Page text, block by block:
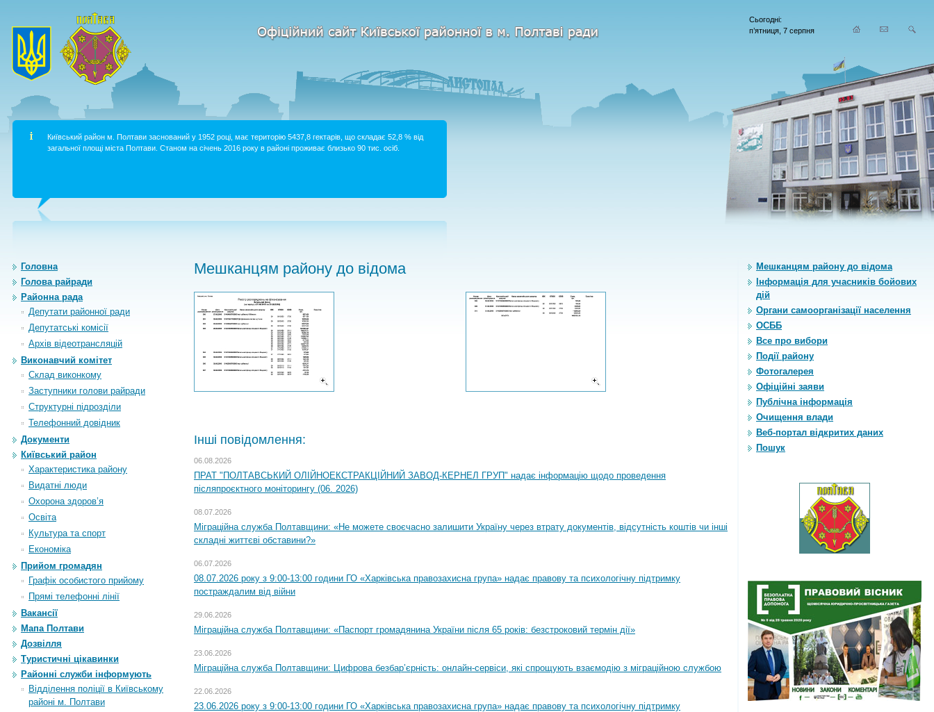
Київський район м. Полтави заснований у 1952 році, має територію 5437,8 гектарів, що складає 52,8 % від
загальної площі міста Полтави. Станом на січень 2016 року в районі проживає близько 90 тис. осіб.
Сьогодні:
п’ятниця, 7 серпня
Головна
Голова райради
Районна рада
Депутати районної ради
Депутатські комісії
Архiв вiдеотрансляцiй
Виконавчий комітет
Склад виконкому
Заступники голови райради
Структурні підрозділи
Телефонний довідник
Документи
Київський район
Характеристика району
Видатні люди
Охорона здоров’я
Освіта
Культура та спорт
Економіка
Прийом громадян
Графік особистого прийому
Прямі телефонні лінії
Вакансії
Мапа Полтави
Дозвілля
Туристичні цікавинки
Районні служби інформують
Відділення поліції в Київському
районі м. Полтави
Мешканцям району до відома
Інші повідомлення:
06.08.2026
ПРАТ "ПОЛТАВСЬКИЙ ОЛІЙНОЕКСТРАКЦІЙНИЙ ЗАВОД-КЕРНЕЛ ГРУП" надає інформацію щодо проведення
післяпроєктного моніторингу (06. 2026)
08.07.2026
Міграційна служба Полтавщини: «Не можете своєчасно залишити Україну через втрату документів, відсутність коштів чи інші
складні життєві обставини?»
06.07.2026
08.07.2026 року з 9:00-13:00 години ГО «Харківська правозахисна група» надає правову та психологічну підтримку
постраждалим від війни
29.06.2026
Міграційна служба Полтавщини: «Паспорт громадянина України після 65 років: безстроковий термін дії»
23.06.2026
Міграційна служба Полтавщини: Цифрова безбар’єрність: онлайн-сервіси, які спрощують взаємодію з міграційною службою
22.06.2026
23.06.2026 року з 9:00-13:00 години ГО «Харківська правозахисна група» надає правову та психологічну підтримку
Мешканцям району до відома
Інформація для учасників бойових
дій
Органи самоорганiзацiї населення
ОСББ
Все про вибори
Події району
Фотогалерея
Офіційні заяви
Публічна інформація
Очищення влади
Веб-портал відкритих даних
Пошук